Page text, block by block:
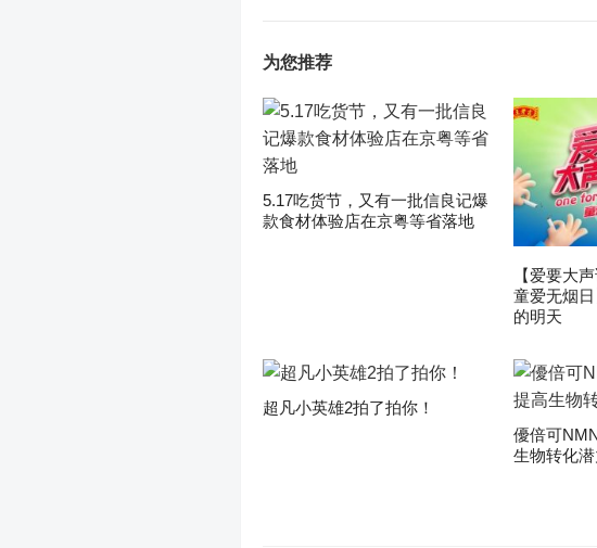
为您推荐
5.17吃货节，又有一批信良记爆
款食材体验店在京粤等省落地
【爱要大
童爱无烟
的明天
超凡小英雄2拍了拍你！
優倍可
生物转化潜